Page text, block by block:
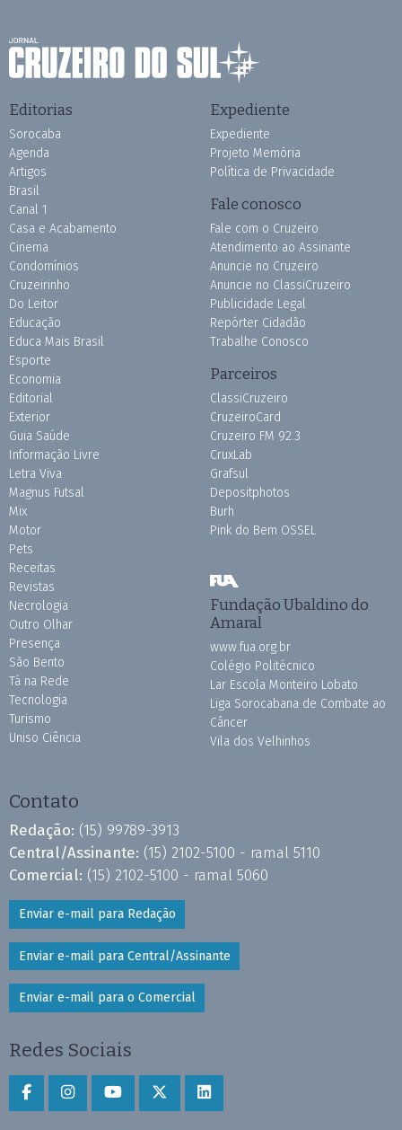
Editorias
Sorocaba
Agenda
Artigos
Brasil
Canal 1
Casa e Acabamento
Cinema
Condomínios
Cruzeirinho
Do Leitor
Educação
Educa Mais Brasil
Esporte
Economia
Editorial
Exterior
Guia Saúde
Informação Livre
Letra Viva
Magnus Futsal
Mix
Motor
Pets
Receitas
Revistas
Necrologia
Outro Olhar
Presença
São Bento
Tá na Rede
Tecnologia
Turismo
Uniso Ciência
Expediente
Expediente
Projeto Memória
Política de Privacidade
Fale conosco
Fale com o Cruzeiro
Atendimento ao Assinante
Anuncie no Cruzeiro
Anuncie no ClassiCruzeiro
Publicidade Legal
Repórter Cidadão
Trabalhe Conosco
Parceiros
ClassiCruzeiro
CruzeiroCard
Cruzeiro FM 92.3
CruxLab
Grafsul
Depositphotos
Burh
Pink do Bem OSSEL
Fundação Ubaldino do
Amaral
www.fua.org.br
Colégio Politécnico
Lar Escola Monteiro Lobato
Liga Sorocabana de Combate ao
Câncer
Vila dos Velhinhos
Contato
Redação: (15) 99789-3913
Central/Assinante: (15) 2102-5100 - ramal 5110
Comercial: (15) 2102-5100 - ramal 5060
Enviar e-mail para Redação
Enviar e-mail para Central/Assinante
Enviar e-mail para o Comercial
Redes Sociais